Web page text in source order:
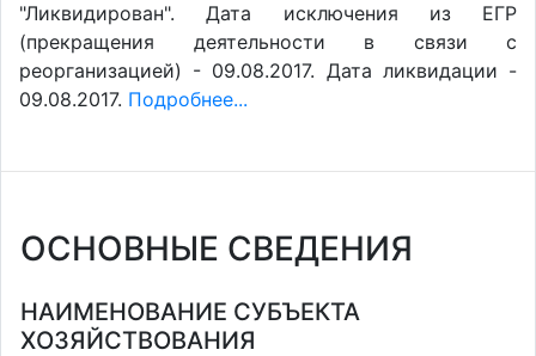
"Ликвидирован". Дата исключения из ЕГР
(прекращения деятельности в связи с
реорганизацией) - 09.08.2017. Дата ликвидации -
09.08.2017. Подробнее...
ОСНОВНЫЕ СВЕДЕНИЯ
НАИМЕНОВАНИЕ СУБЪЕКТА
ХОЗЯЙСТВОВАНИЯ